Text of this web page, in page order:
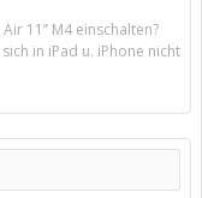
11’’ M4 einschalten?
in iPad u. iPhone nicht